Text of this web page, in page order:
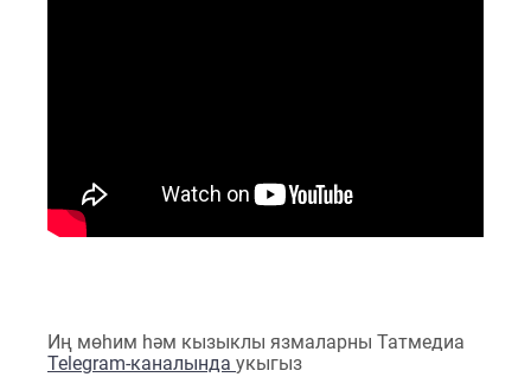
Иң мөһим һәм кызыклы язмаларны Татмедиа
Telegram-каналында укыгыз